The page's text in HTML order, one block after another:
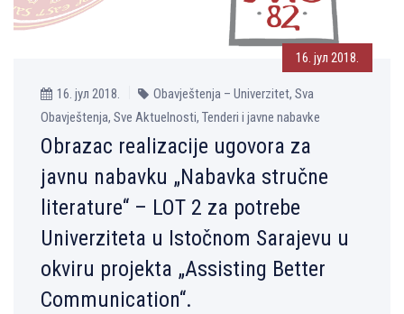
16. јул 2018.
16. јул 2018.
Obavještenja – Univerzitet, Sva
Obavještenja, Sve Aktuelnosti, Tenderi i javne nabavke
Obrazac realizacije ugovora za
javnu nabavku „Nabavka stručne
literature“ – LOT 2 za potrebe
Univerziteta u Istočnom Sarajevu u
okviru projekta „Assisting Better
Communication“.